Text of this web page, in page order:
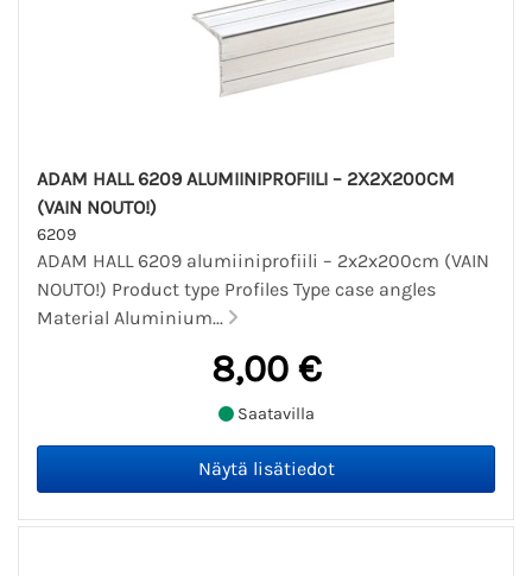
ADAM HALL 6209 ALUMIINIPROFIILI – 2X2X200CM
(VAIN NOUTO!)
6209
ADAM HALL 6209 alumiiniprofiili – 2x2x200cm (VAIN
NOUTO!) Product type Profiles Type case angles
Material Aluminium...
8,00 €
Saatavilla